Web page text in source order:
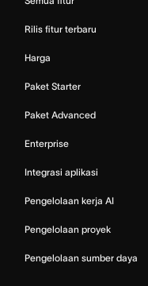
Rilis fitur terbaru
Harga
Paket Starter
Paket Advanced
Enterprise
Integrasi aplikasi
Pengelolaan kerja AI
Pengelolaan proyek
Pengelolaan sumber daya